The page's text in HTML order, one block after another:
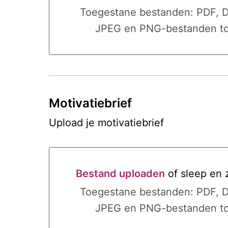
Bestand uploaden of sleep en
Toegestane bestanden: PDF,
JPEG en PNG-bestanden
Motivatiebrief
Upload je motivatiebrief
Bestand uploaden of sleep en
Bestand uploaden of sleep en
Toegestane bestanden: PDF,
JPEG en PNG-bestanden